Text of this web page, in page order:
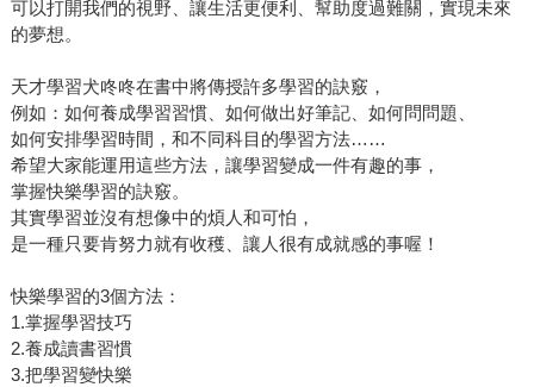
可以打開我們的視野、讓生活更便利、幫助度過難關，實現未來
的夢想。
天才學習犬咚咚在書中將傳授許多學習的訣竅，
例如：如何養成學習習慣、如何做出好筆記、如何問問題、
如何安排學習時間，和不同科目的學習方法……
希望大家能運用這些方法，讓學習變成一件有趣的事，
掌握快樂學習的訣竅。
其實學習並沒有想像中的煩人和可怕，
是一種只要肯努力就有收穫、讓人很有成就感的事喔！
快樂學習的3個方法：
1.掌握學習技巧
2.養成讀書習慣
3.把學習變快樂